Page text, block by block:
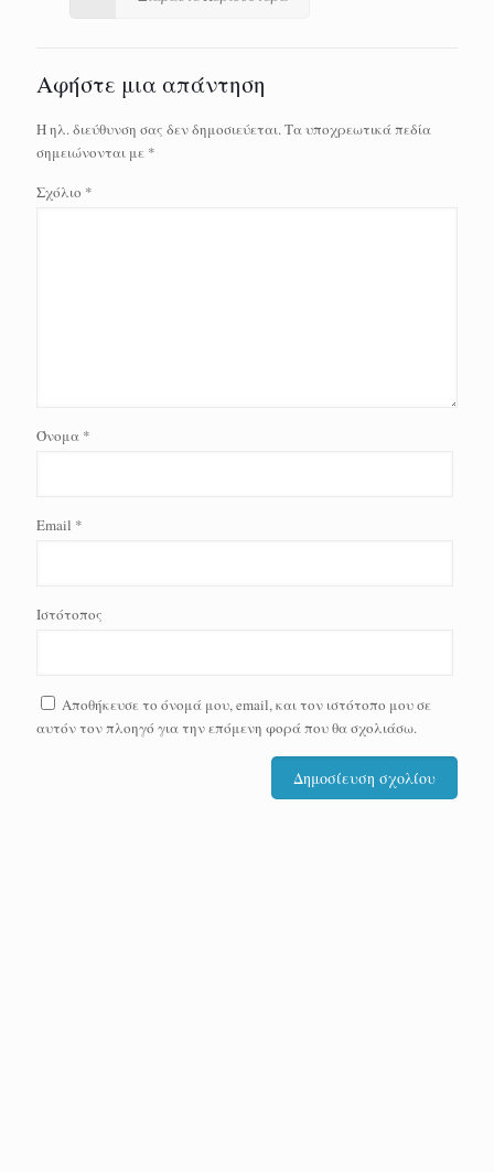
Αφήστε μια απάντηση
Η ηλ. διεύθυνση σας δεν δημοσιεύεται.Τα υποχρεωτικά πεδία
σημειώνονται με *
Σχόλιο *
Όνομα *
Email *
Ιστότοπος
Αποθήκευσε το όνομά μου, email, και τον ιστότοπο μου σε
αυτόν τον πλοηγό για την επόμενη φορά που θα σχολιάσω.